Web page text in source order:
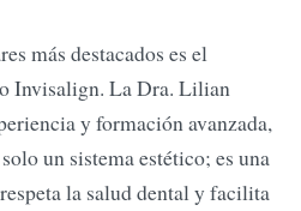
más destacados es el
Invisalign. La Dra. Lilian
y formación avanzada,
un sistema estético; es una
la salud dental y facilita